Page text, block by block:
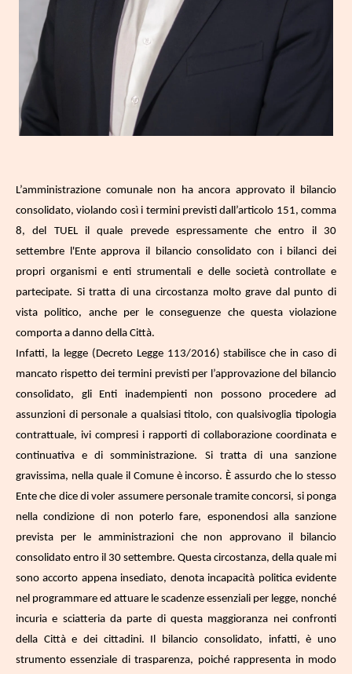
L’amministrazione comunale non ha ancora approvato il bilancio
consolidato, violando così i termini previsti dall’articolo 151, comma
8, del TUEL il quale prevede espressamente che entro il 30
settembre l'Ente approva il bilancio consolidato con i bilanci dei
propri organismi e enti strumentali e delle società controllate e
partecipate. Si tratta di una circostanza molto grave dal punto di
vista politico, anche per le conseguenze che questa violazione
comporta a danno della Città.
Infatti, la legge (Decreto Legge 113/2016) stabilisce che in caso di
mancato rispetto dei termini previsti per l’approvazione del bilancio
consolidato, gli Enti inadempienti non possono procedere ad
assunzioni di personale a qualsiasi titolo, con qualsivoglia tipologia
contrattuale, ivi compresi i rapporti di collaborazione coordinata e
continuativa e di somministrazione. Si tratta di una sanzione
gravissima, nella quale il Comune è incorso. È assurdo che lo stesso
Ente che dice di voler assumere personale tramite concorsi, si ponga
nella condizione di non poterlo fare, esponendosi alla sanzione
prevista per le amministrazioni che non approvano il bilancio
consolidato entro il 30 settembre. Questa circostanza, della quale mi
sono accorto appena insediato, denota incapacità politica evidente
nel programmare ed attuare le scadenze essenziali per legge, nonché
incuria e sciatteria da parte di questa maggioranza nei confronti
della Città e dei cittadini. Il bilancio consolidato, infatti, è uno
strumento essenziale di trasparenza, poiché rappresenta in modo